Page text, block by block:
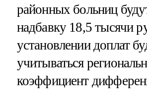
районных больниц
надбавку 18,5 тысячи
установлении доплат
учитываться
коэффициент